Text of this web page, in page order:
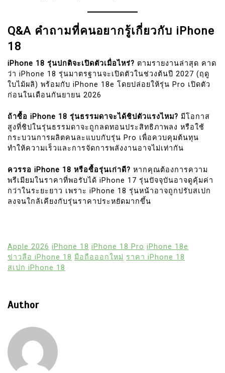
Q&A คำถามที่คนอยากรู้เกี่ยวกับ iPhone
18
iPhone 18 รุ่นปกติจะเปิดตัวเมื่อไหร่? ตามรายงานล่าสุด คาด
ว่า iPhone 18 รุ่นมาตรฐานจะเปิดตัวในช่วงต้นปี 2027 (ฤดู
ใบไม้ผลิ) พร้อมกับ iPhone 18e โดยปล่อยให้รุ่น Pro เปิดตัว
ก่อนในเดือนกันยายน 2026
ถ้าซื้อ iPhone 18 รุ่นธรรมดาจะได้ชิปตัวแรงไหม? มีโอกาส
สูงที่ชิปในรุ่นธรรมดาจะถูกลดทอนประสิทธิภาพลง หรือใช้
กระบวนการผลิตคนละแบบกับรุ่น Pro เพื่อควบคุมต้นทุน
ทำให้ความเร็วและการจัดการพลังงานอาจไม่เท่ากัน
ควรรอ iPhone 18 หรือซื้อรุ่นเก่าดี? หากคุณต้องการความ
พรีเมียมในราคาที่พอรับได้ iPhone 17 รุ่นปัจจุบันอาจดูคุ้มค่า
กว่าในระยะยาว เพราะ iPhone 18 รุ่นหน้าอาจถูกปรับสเปก
ลงจนใกล้เคียงกับรุ่นราคาประหยัดมากขึ้น
Apple 2026 iPhone 18 iPhone 18 Pro iPhone 18e
ข่าวลือ iPhone 18 มือถือออกใหม่ ราคา iPhone 18
สเปก iPhone 18
Author